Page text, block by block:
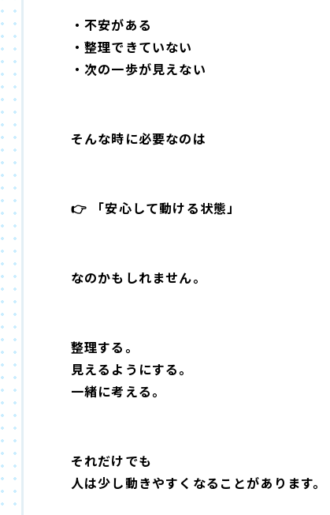
・不安がある
・整理できていない
・次の一歩が見えない
そんな時に必要なのは
👉 「安心して動ける状態」
なのかもしれません。
整理する。
見えるようにする。
一緒に考える。
それだけでも
人は少し動きやすくなることがあります。